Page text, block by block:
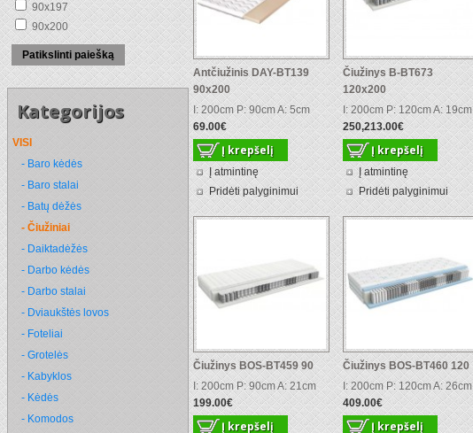
90x197
90x200
Patikslinti paiešką
Kategorijos
VISI
- Baro kėdės
- Baro stalai
- Batų dėžės
- Čiužiniai
- Daiktadėžės
- Darbo kėdės
- Darbo stalai
- Dviaukštės lovos
- Foteliai
- Grotelės
- Kabyklos
- Kėdės
- Komodos
Antčiužinis DAY-BT139
90x200
I: 200cm P: 90cm A: 5cm
69.00€
Į atmintinę
Pridėti palyginimui
Čiužinys B-BT673
120x200
I: 200cm P: 120cm A: 19cm
250,213.00€
Į atmintinę
Pridėti palyginimui
Čiužinys BOS-BT459 90
I: 200cm P: 90cm A: 21cm
199.00€
Čiužinys BOS-BT460 120
I: 200cm P: 120cm A: 26cm
409.00€